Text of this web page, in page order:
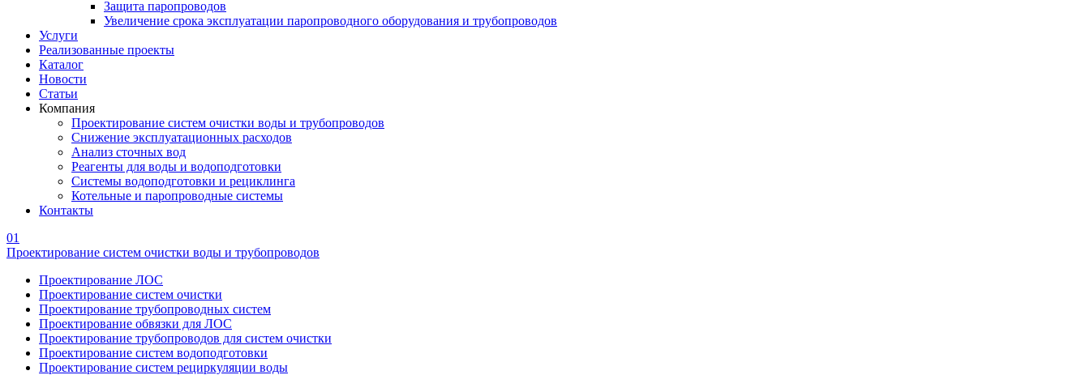
Защита паропроводов
Увеличение срока эксплуатации паропроводного оборудования и трубопроводов
Услуги
Реализованные проекты
Каталог
Новости
Статьи
Компания
Проектирование систем очистки воды и трубопроводов
Снижение эксплуатационных расходов
Анализ сточных вод
Реагенты для воды и водоподготовки
Системы водоподготовки и рециклинга
Котельные и паропроводные системы
Контакты
01
Проектирование систем очистки воды и трубопроводов
Проектирование ЛОС
Проектирование систем очистки
Проектирование трубопроводных систем
Проектирование обвязки для ЛОС
Проектирование трубопроводов для систем очистки
Проектирование систем водоподготовки
Проектирование систем рециркуляции воды